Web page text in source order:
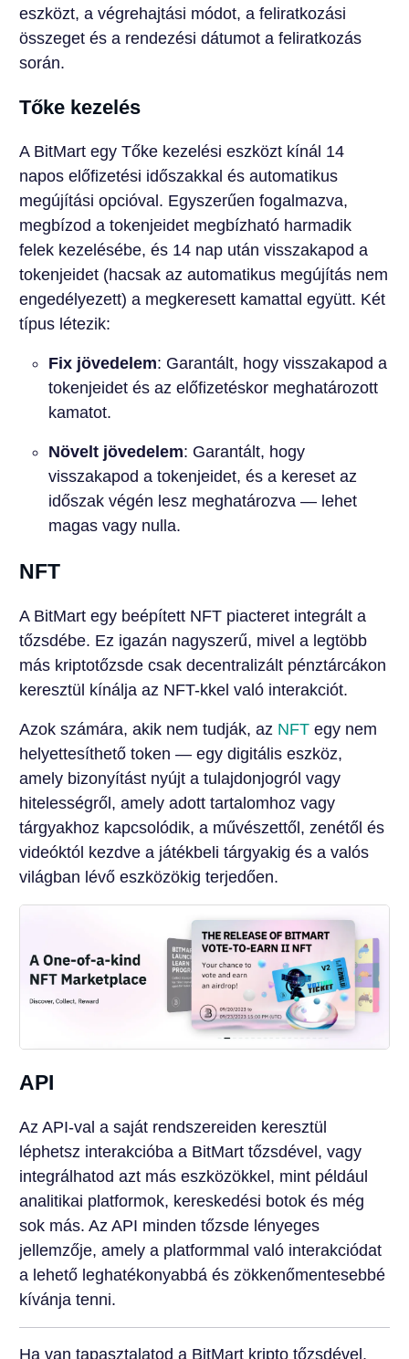
eszközt, a végrehajtási módot, a feliratkozási
összeget és a rendezési dátumot a feliratkozás
során.
Tőke kezelés
A BitMart egy Tőke kezelési eszközt kínál 14
napos előfizetési időszakkal és automatikus
megújítási opcióval. Egyszerűen fogalmazva,
megbízod a tokenjeidet megbízható harmadik
felek kezelésébe, és 14 nap után visszakapod a
tokenjeidet (hacsak az automatikus megújítás nem
engedélyezett) a megkeresett kamattal együtt. Két
típus létezik:
Fix jövedelem: Garantált, hogy visszakapod a
tokenjeidet és az előfizetéskor meghatározott
kamatot.
Növelt jövedelem: Garantált, hogy
visszakapod a tokenjeidet, és a kereset az
időszak végén lesz meghatározva — lehet
magas vagy nulla.
NFT
A BitMart egy beépített NFT piacteret integrált a
tőzsdébe. Ez igazán nagyszerű, mivel a legtöbb
más kriptotőzsde csak decentralizált pénztárcákon
keresztül kínálja az NFT-kkel való interakciót.
Azok számára, akik nem tudják, az NFTegy nem
helyettesíthető token — egy digitális eszköz,
amely bizonyítást nyújt a tulajdonjogról vagy
hitelességről, amely adott tartalomhoz vagy
tárgyakhoz kapcsolódik, a művészettől, zenétől és
videóktól kezdve a játékbeli tárgyakig és a valós
világban lévő eszközökig terjedően.
API
Az API-val a saját rendszereiden keresztül
léphetsz interakcióba a BitMart tőzsdével, vagy
integrálhatod azt más eszközökkel, mint például
analitikai platformok, kereskedési botok és még
sok más. Az API minden tőzsde lényeges
jellemzője, amely a platformmal való interakciódat
a lehető leghatékonyabbá és zökkenőmentesebbé
kívánja tenni.
Ha van tapasztalatod a BitMart kripto tőzsdével,